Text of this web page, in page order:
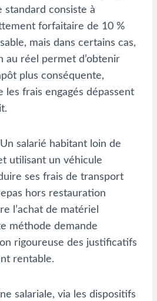
standard consiste à
forfaitaire de 10 %
mais dans certains cas,
au réel permet d’obtenir
plus conséquente,
les frais engagés dépassent
salarié habitant loin de
utilisant un véhicule
ses frais de transport
hors restauration
l’achat de matériel
méthode demande
rigoureuse des justificatifs
rentable.
salariale, via les dispositifs